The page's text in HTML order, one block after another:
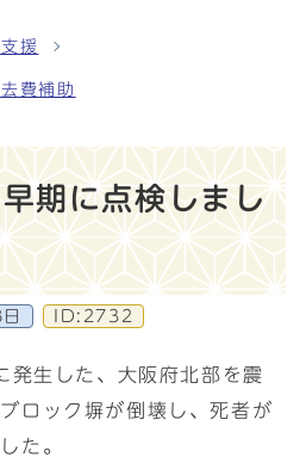
援
費補助
期に点検しまし
ID:2732
生した、大阪府北部を震
ロック塀が倒壊し、死者が
た。